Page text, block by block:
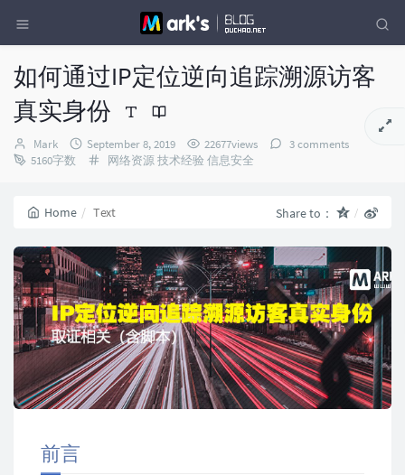
如何通过IP定位逆向追踪溯源访客
真实身份
Author：
Mark
发
布
September 8, 2019 22677views
3 comments
5160字数
Categories：
网络资源技术经验 信息安全
Home Text Share to：
前言